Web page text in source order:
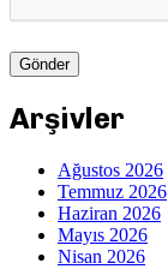
Arşivler
Ağustos 2026
Temmuz 2026
Haziran 2026
Mayıs 2026
Nisan 2026